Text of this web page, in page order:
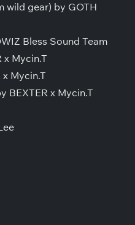
wild gear) by GOTH
Bless Sound Team
x Mycin.T
Mycin.T
BEXTER x Mycin.T